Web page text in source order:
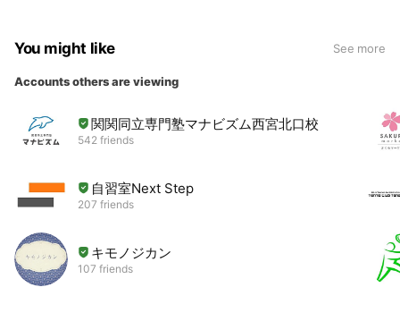
You might like See more
Accounts others are viewing
関関同立専門塾マナビズム西宮北口校
542 friends
自習室Next Step
207 friends
キモノジカン
107 friends